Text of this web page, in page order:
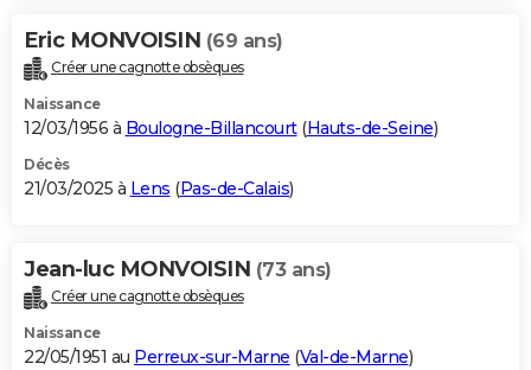
Eric MONVOISIN (69 ans)
Créer une cagnotte obsèques
Naissance
12/03/1956 à Boulogne-Billancourt(Hauts-de-Seine)
Décès
21/03/2025 à Lens (Pas-de-Calais)
Jean-luc MONVOISIN (73 ans)
Créer une cagnotte obsèques
Naissance
22/05/1951 au Perreux-sur-Marne (Val-de-Marne)